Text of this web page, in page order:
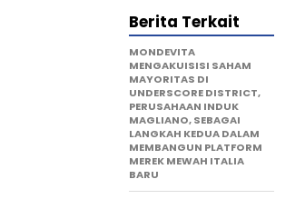
Berita Terkait
MONDEVITA
MENGAKUISISI SAHAM
MAYORITAS DI
UNDERSCORE DISTRICT,
PERUSAHAAN INDUK
MAGLIANO, SEBAGAI
LANGKAH KEDUA DALAM
MEMBANGUN PLATFORM
MEREK MEWAH ITALIA
BARU